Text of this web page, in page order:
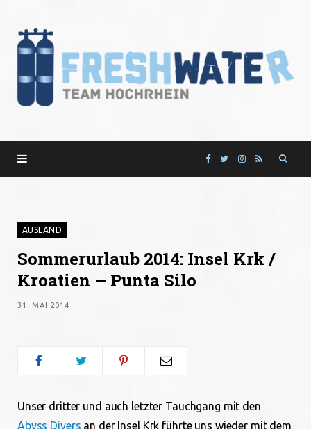
F
e
k
T
t
I
t
a
R
AUSLAND
Sommerurlaub 2014: Insel Krk /
Kroatien – Punta Silo
31. MAI 2014
Unser dritter und auch letzter Tauchgang mit den
Abyss Divers an der Insel Krk führte uns wieder mit dem